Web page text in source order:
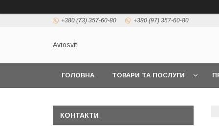
+380 (73) 357-60-80 +380 (97) 357-60-80
Avtosvit
ГОЛОВНА ТОВАРИ ТА ПОСЛУГИ
КОНТАКТИ